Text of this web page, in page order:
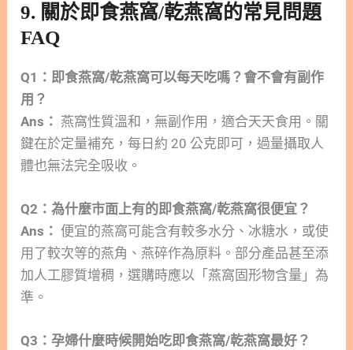
9. 關於即食燕窩/乾燕窩的常見問題
FAQ
Q1：即食燕窩/乾燕窩可以每天吃嗎？會不會有副作
用？
Ans： 燕窩性質溫和，無副作用，適合天天食用。關
鍵在於定量補充，每日約 20 公克即可，過量攝取人
體也無法完全吸收。
Q2：為什麼市面上有的即食燕窩/乾燕窩很便宜？
Ans： 便宜的燕窩可能含有較多水分、冰糖水，或使
用了較次等的燕角、燕碎作為原料。部分產品甚至添
加人工膠質增稠，選購時應以「燕窩固形物含量」為
準。
Q3：孕婦什麼時候開始吃即食燕窩/乾燕窩最好？